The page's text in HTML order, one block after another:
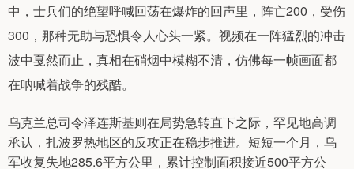
中，士兵们的绝望呼喊回荡在爆炸的回声里，阵亡200，受伤
300，那种无助与恐惧令人心头一紧。视频在一阵猛烈的冲击
波中戛然而止，真相在硝烟中模糊不清，仿佛每一帧画面都
在呐喊着战争的残酷。
乌克兰总司令泽连斯基则在局势急转直下之际，罕见地高调
承认，扎波罗热地区的反攻正在稳步推进。短短一个月，乌
军收复失地285.6平方公里，累计控制面积接近500平方公